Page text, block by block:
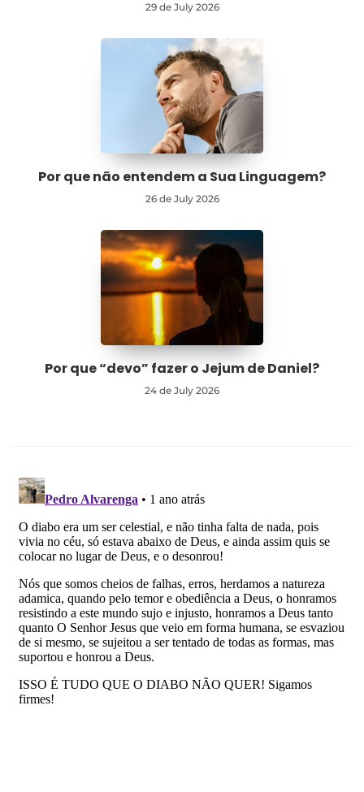
29 de July 2026
Por que não entendem a Sua Linguagem?
26 de July 2026
Por que “devo” fazer o Jejum de Daniel?
24 de July 2026